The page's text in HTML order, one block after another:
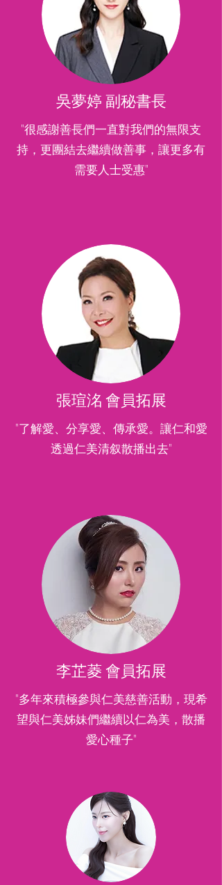
吳夢婷 副秘書長
"很感謝善長們一直對我們的無限支
持，更團結去繼續做善事，讓更多有
需要人士受惠"
張瑄洺 會員拓展
"了解愛、分享愛、傳承愛。讓仁和愛
透過仁美清叙散播出去"
李芷菱 會員拓展
"多年來積極參與仁美慈善活動，現希
望與仁美姊妹們繼續以仁為美，散播
愛心種子"